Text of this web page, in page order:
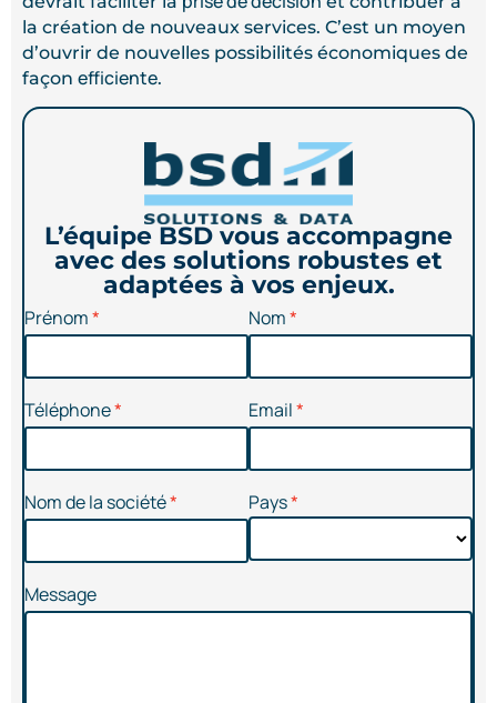
la création de nouveaux services. C’est un moyen
d’ouvrir de nouvelles possibilités économiques de
façon efficiente.
L’équipe BSD vous accompagne
avec des solutions robustes et
adaptées à vos enjeux.
Prénom Nom
Téléphone Email
Nom de la société Pays
Message